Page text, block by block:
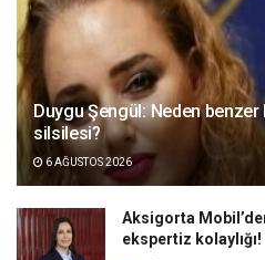
Duygu Şengül: Neden
silsilesi?
6 AĞUSTOS 2026
Aksigorta
ekspertiz kolaylığı!